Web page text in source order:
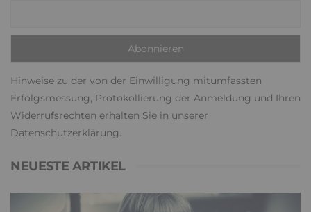
Hinweise zu der von der Einwilligung mitumfassten
Erfolgsmessung, Protokollierung der Anmeldung und Ihren
Widerrufsrechten erhalten Sie in unserer
Datenschutzerklärung.
NEUESTE ARTIKEL